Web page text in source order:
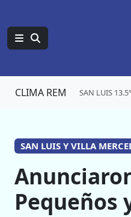
CLIMA REM SAN LUIS 13.5°
SAN LUIS Y VILLA
Pequeños